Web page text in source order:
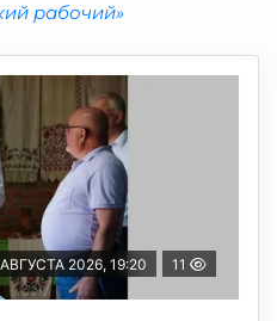
рабочий»
2026, 19:20 11